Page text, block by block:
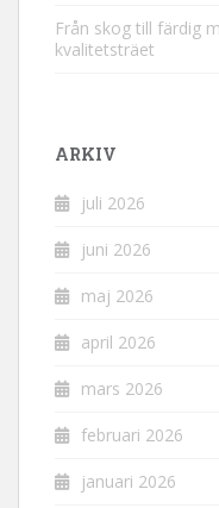
Från skog till färdig
kvalitetsträet
ARKIV
juli 2026
juni 2026
maj 2026
april 2026
mars 2026
februari 2026
januari 2026